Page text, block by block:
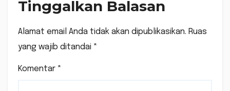
Tinggalkan Balasan
Alamat email Anda tidak akan dipublikasikan. Ruas
yang wajib ditandai *
Komentar *